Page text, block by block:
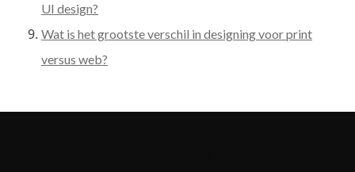
UI design?
Wat is het grootste verschil in designing voor print
versus web?